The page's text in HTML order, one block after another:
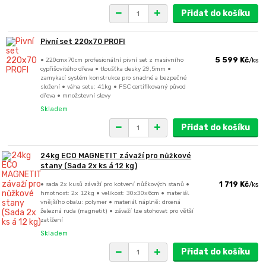
Přidat do košíku
Pivní set 220x70 PROFI
• 220cmx70cm profesionální pivní set z masivního
cypřišovitého dřeva • tloušťka desky 29,5mm •
zamykací systém konstrukce pro snadné a bezpečné
složení • váha setu: 41kg • FSC certifikovaný původ
dřeva • množstevní slevy
5 599 Kč/ks
Skladem
Přidat do košíku
24kg ECO MAGNETIT závaží pro nůžkové
stany (Sada 2x ks á 12 kg)
• sada 2x kusů závaží pro kotvení nůžkových stanů •
hmotnost: 2x 12kg • velikost: 30x30x6cm • materiál
vnějšího obalu: polymer • materiál náplně: drcená
železná ruda (magnetit) • závaží lze stohovat pro větší
zatížení
1 719 Kč/ks
Skladem
Přidat do košíku